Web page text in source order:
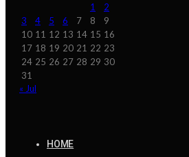
1
2
3
4 5 6 7 8
9
10 11 12 13 14 15 16
17 18 19 20 21 22 23
24 25 26 27 28 29 30
31
« Jul
HOME